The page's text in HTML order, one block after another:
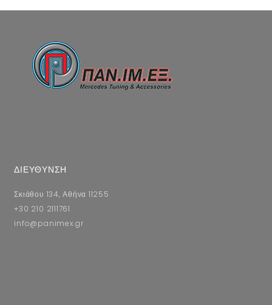
ΔΙΕΥΘΥΝΣΗ
Σκιάθου 134, Αθήνα 11255
+30 210 2111761
info@panimex.gr